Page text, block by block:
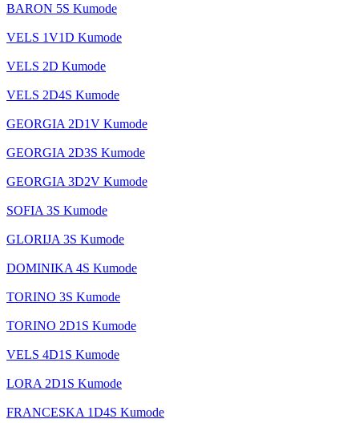
BARON 5S Kumode
VELS 1V1D Kumode
VELS 2D Kumode
VELS 2D4S Kumode
GEORGIA 2D1V Kumode
GEORGIA 2D3S Kumode
GEORGIA 3D2V Kumode
SOFIA 3S Kumode
GLORIJA 3S Kumode
DOMINIKA 4S Kumode
TORINO 3S Kumode
TORINO 2D1S Kumode
VELS 4D1S Kumode
LORA 2D1S Kumode
FRANCESKA 1D4S Kumode